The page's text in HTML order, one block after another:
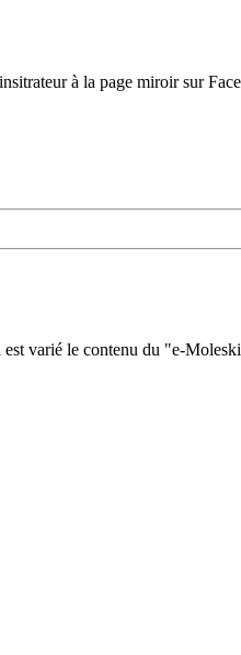
à la page miroir sur
varié le contenu du "e-